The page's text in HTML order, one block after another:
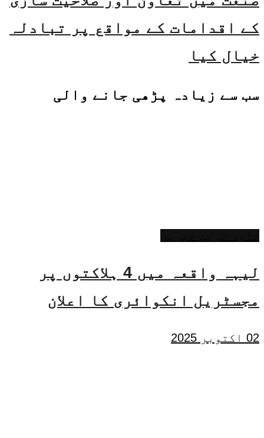
کے اقدامات کے مواقع پر تبادلہ
خیال کیا
سب سے زیادہ پڑھی جانے والی
لیہہ واقعہ میں 4 ہلاکتوں پر
مجسٹریل انکوائری کا اعلان
02 اکتوبر 2025